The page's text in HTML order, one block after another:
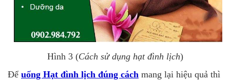
Hình 3 (Cách sử dụng hạt đình lịch)
Để uống Hạt đình lịch đúng cách mang lại hiệu quả thì